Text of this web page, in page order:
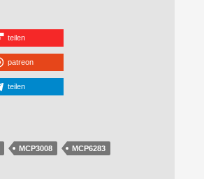
teilen
patreon
teilen
MCP3008
MCP6283